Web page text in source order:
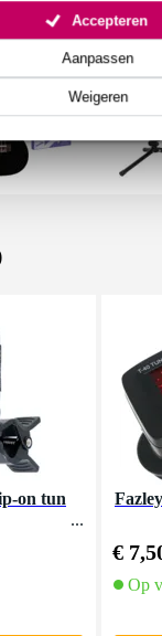
Weigeren
Aanpassen
Accepteren
on tun
€
Op